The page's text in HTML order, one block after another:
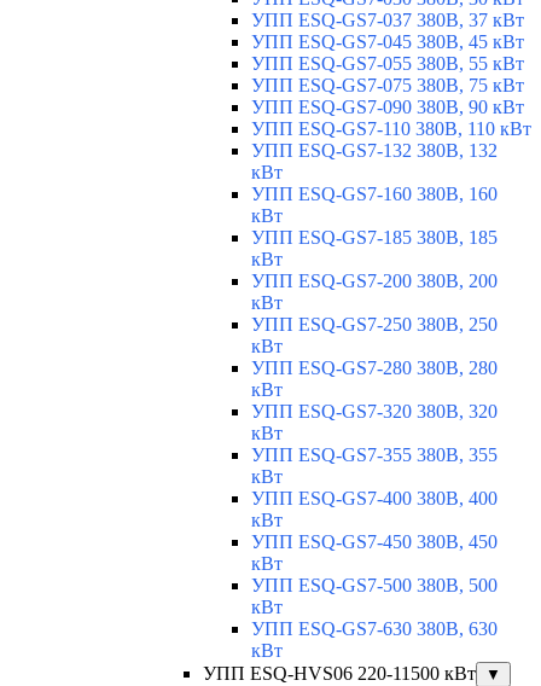
УПП ESQ-GS7-037 380В, 37 кВт
УПП ESQ-GS7-045 380В, 45 кВт
УПП ESQ-GS7-055 380В, 55 кВт
УПП ESQ-GS7-075 380В, 75 кВт
УПП ESQ-GS7-090 380В, 90 кВт
УПП ESQ-GS7-110 380В, 110 кВт
УПП ESQ-GS7-132 380В, 132
кВт
УПП ESQ-GS7-160 380В, 160
кВт
УПП ESQ-GS7-185 380В, 185
кВт
УПП ESQ-GS7-200 380В, 200
кВт
УПП ESQ-GS7-250 380В, 250
кВт
УПП ESQ-GS7-280 380В, 280
кВт
УПП ESQ-GS7-320 380В, 320
кВт
УПП ESQ-GS7-355 380В, 355
кВт
УПП ESQ-GS7-400 380В, 400
кВт
УПП ESQ-GS7-450 380В, 450
кВт
УПП ESQ-GS7-500 380В, 500
кВт
УПП ESQ-GS7-630 380В, 630
кВт
УПП ESQ-HVS06 220-11500 кВт
▼